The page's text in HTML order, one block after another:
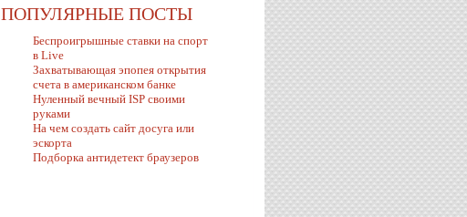
ПОПУЛЯРНЫЕ ПОСТЫ
Беспроигрышные ставки на спорт
в Live
Захватывающая эпопея открытия
счета в американском банке
Нуленный вечный ISP своими
руками
На чем создать сайт досуга или
эскорта
Подборка антидетект браузеров